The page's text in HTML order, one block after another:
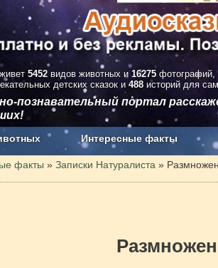
5452 видов животных и 16275 фотографий,
детских сказок и 488 историй для
познавательный портал
Интересные факты
и без рекламы
факты » Записки Натуралиста »